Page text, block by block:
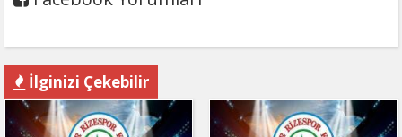
İlginizi Çekebilir